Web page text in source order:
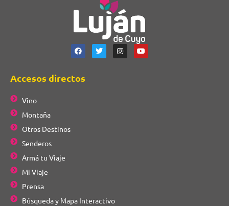
Accesos directos
Vino
Montaña
Otros Destinos
Senderos
Armá tu Viaje
Mi Viaje
Prensa
Búsqueda y Mapa Interactivo